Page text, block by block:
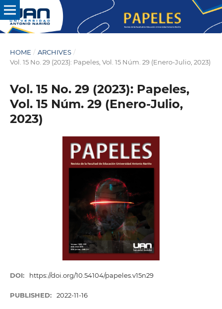
HOME / ARCHIVES /
Vol. 15 No. 29 (2023): Papeles, Vol. 15 Núm. 29 (Enero-Julio, 2023)
Vol. 15 No. 29 (2023): Papeles,
Vol. 15 Núm. 29 (Enero-Julio,
2023)
DOI: https://doi.org/10.54104/papeles.v15n29
PUBLISHED: 2022-11-16